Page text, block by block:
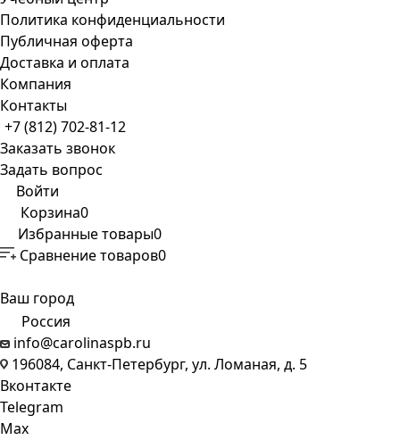
Политика конфиденциальности
Публичная оферта
Доставка и оплата
Компания
Контакты
+7 (812) 702-81-12
Заказать звонок
Задать вопрос
Войти
Корзина0
Избранные товары0
Сравнение товаров0
Ваш город
Россия
info@carolinaspb.ru
196084, Санкт-Петербург, ул. Ломаная, д. 5
Вконтакте
Telegram
Max